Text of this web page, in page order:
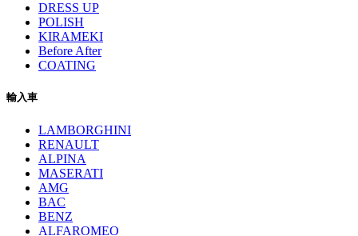
DRESS UP
POLISH
KIRAMEKI
Before After
COATING
輸入車
LAMBORGHINI
RENAULT
ALPINA
MASERATI
AMG
BAC
BENZ
ALFAROMEO